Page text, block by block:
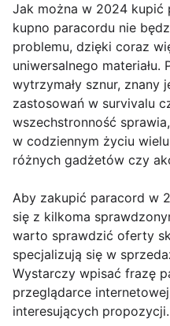
Jak można w 2024 kupić
kupno paracordu nie
problemu, dzięki coraz
uniwersalnego materiału.
wytrzymały sznur, znany
zastosowań w survivalu
wszechstronność
w codziennym życiu
różnych gadżetów czy
Aby zakupić paracord w
się z kilkoma
warto sprawdzić oferty
specjalizują się w
Wystarczy wpisać frazę
przeglądarce
interesujących propozycji.